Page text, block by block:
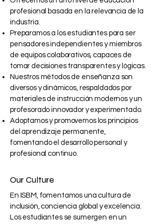
profesional basada en la relevancia de la
industria.
Preparamos a los estudiantes para ser
pensadores independientes y miembros
de equipos colaborativos, capaces de
tomar decisiones transparentes y lógicas.
Nuestros métodos de enseñanza son
diversos y dinámicos, respaldados por
materiales de instrucción modernos y un
profesorado innovador y experimentado.
Adoptamos y promovemos los principios
del aprendizaje permanente,
fomentando el desarrollo personal y
profesional continuo.
Our Culture
En ISBM, fomentamos una cultura de
inclusión, conciencia global y excelencia.
Los estudiantes se sumergen en un